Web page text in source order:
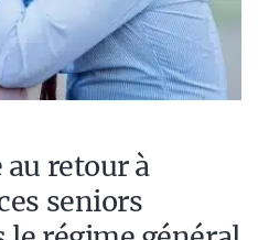
au retour à
seniors